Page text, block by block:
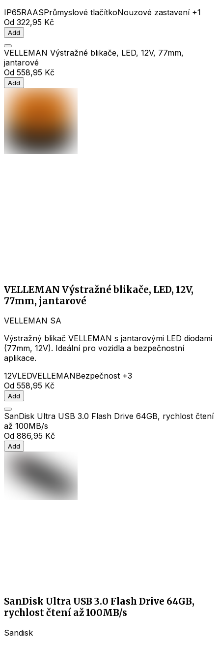
IP65RAASPrůmyslové tlačítkoNouzové zastavení+1
Od 322,95 Kč
Add
VELLEMAN Výstražné blikače, LED, 12V, 77mm,
jantarové
Od 558,95 Kč
Add
VELLEMAN Výstražné blikače, LED, 12V,
77mm, jantarové
VELLEMAN SA
Výstražný blikač VELLEMAN s jantarovými LED diodami
(77mm, 12V). Ideální pro vozidla a bezpečnostní
aplikace.
12VLEDVELLEMANBezpečnost +3
Od 558,95 Kč
Add
SanDisk Ultra USB 3.0 Flash Drive 64GB, rychlost čtení
až 100MB/s
Od 886,95 Kč
Add
SanDisk Ultra USB 3.0 Flash Drive 64GB,
rychlost čtení až 100MB/s
Sandisk